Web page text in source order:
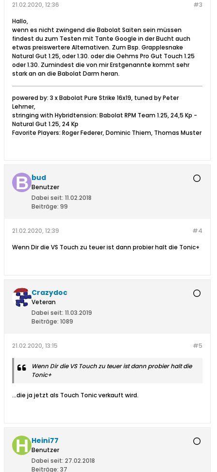
#3
21.02.2020, 12:36
Hallo,
wenn es nicht zwingend die Babolat Saiten sein müssen
findest du zum Testen mit Tante Google in der Bucht auch
etwas preiswertere Alternativen. Zum Bsp. Grapplesnake
Natural Gut 1.25, oder 1.30. oder die Oehms Pro Gut Touch 1.25
oder 1.30. Zumindest die von mir Erstgenannte kommt sehr
stark an an die Babolat Darm heran.
powered by: 3 x Babolat Pure Strike 16x19, tuned by Peter
Lehrner,
stringing with Hybridtension: Babolat RPM Team 1.25, 24,5 Kp -
Natural Gut 1.25, 24 Kp
Favorite Players: Roger Federer, Dominic Thiem, Thomas Muster
bud
Benutzer
Dabei seit: 11.02.2018
Beiträge: 99
#4
21.02.2020, 12:39
Wenn Dir die VS Touch zu teuer ist dann probier halt die Tonic+
Crazydoc
Veteran
Dabei seit: 11.03.2019
Beiträge: 1089
#5
21.02.2020, 13:15
Wenn Dir die VS Touch zu teuer ist dann probier halt die
Tonic+
...die ja jetzt als Touch Tonic verkauft wird.
Heini77
Benutzer
Dabei seit: 27.02.2018
Beiträge: 37